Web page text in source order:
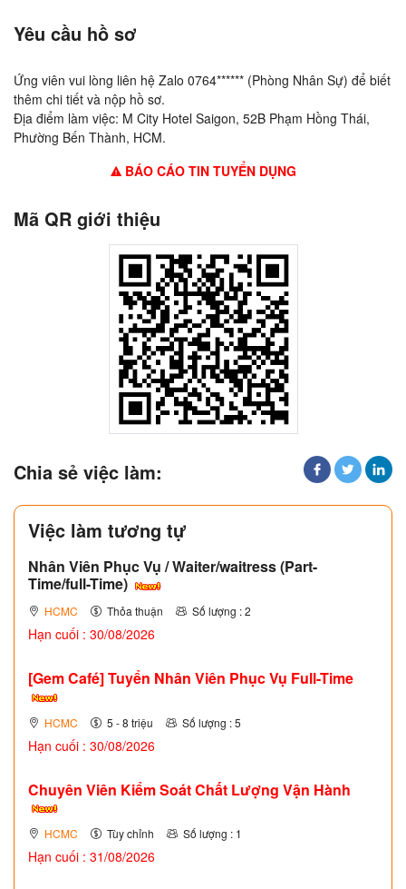
Yêu cầu hồ sơ
Ứng viên vui lòng liên hệ Zalo 0764****** (Phòng Nhân Sự) để biết
thêm chi tiết và nộp hồ sơ.
Địa điểm làm việc: M City Hotel Saigon, 52B Phạm Hồng Thái,
Phường Bến Thành, HCM.
BÁO CÁO TIN TUYỂN DỤNG
Mã QR giới thiệu
Chia sẻ việc làm:
Việc làm tương tự
Nhân Viên Phục Vụ / Waiter/waitress (Part-
Time/full-Time)
HCMC Thỏa thuận Số lượng : 2
Hạn cuối : 30/08/2026
[Gem Café] Tuyển Nhân Viên Phục Vụ Full-Time
HCMC 5 - 8 triệu Số lượng : 5
Hạn cuối : 30/08/2026
Chuyên Viên Kiểm Soát Chất Lượng Vận Hành
HCMC Tùy chỉnh Số lượng : 1
Hạn cuối : 31/08/2026